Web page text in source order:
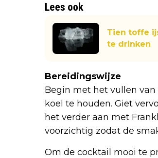
Lees ook
Tien toffe
te drinken
Bereidingswijze
Begin met het vullen van
koel te houden. Giet
het verder aan met
voorzichtig zodat de
Om de cocktail mooi te